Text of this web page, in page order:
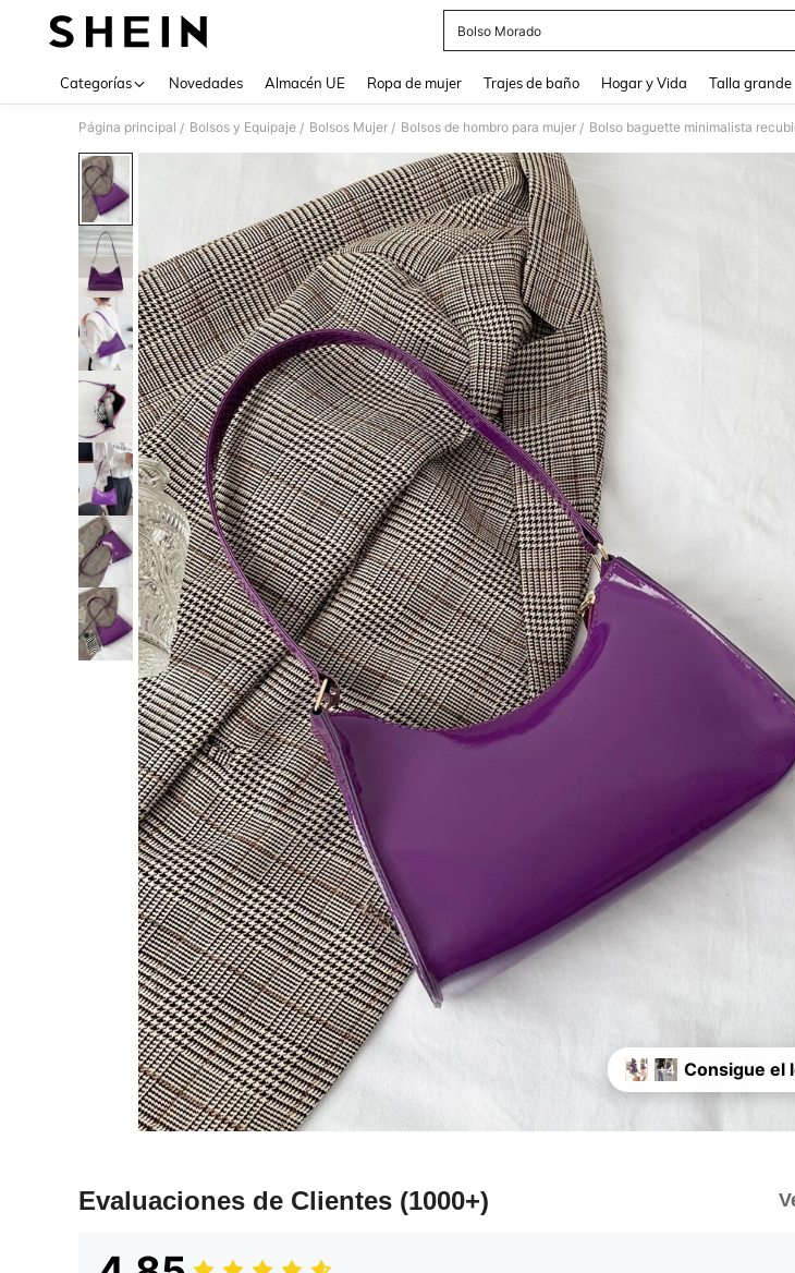
Bolso Morado
Categorías Novedades Almacén UE Ropa de mujer Trajes de baño Hogar y Vida Talla grande
Página principal / Bolsos y Equipaje / Bolsos Mujer / Bolsos de hombro para mujer / Bolso baguette minimalista
+4 Consigue el
Evaluaciones de Clientes (1000+)